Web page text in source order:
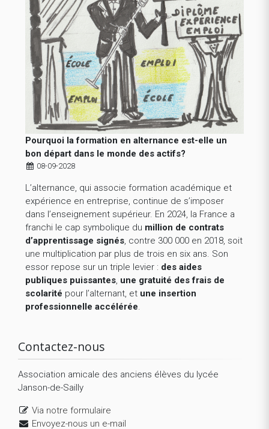
Pourquoi la formation en alternance est-elle un
bon départ dans le monde des actifs?
08-09-2028
L’alternance, qui associe formation académique et
expérience en entreprise, continue de s’imposer
dans l’enseignement supérieur. En 2024, la France a
franchi le cap symbolique du million de contrats
d’apprentissage signés, contre 300 000 en 2018, soit
une multiplication par plus de trois en six ans. Son
essor repose sur un triple levier : des aides
publiques puissantes, une gratuité des frais de
scolarité pour l’alternant, et une insertion
professionnelle accélérée.
Contactez-nous
Association amicale des anciens élèves du lycée
Janson-de-Sailly
Via notre formulaire
Envoyez-nous un e-mail